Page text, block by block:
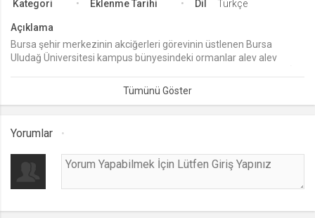
.web.tv
Seçilen dil tercihini tutmak
1 ay
Oturum verisini tutmak
Kategori Eklenme Tarihi Dil Türkçe
Açıklama
Bursa şehir merkezinin akciğerleri görevinin üstlenen Bursa
Uludağ Üniversitesi kampus bünyesindeki ormanlar alev alev
ekipleri de alevlerden iki at ve bir kaplumbağayı kurtardı.
Yorumlar